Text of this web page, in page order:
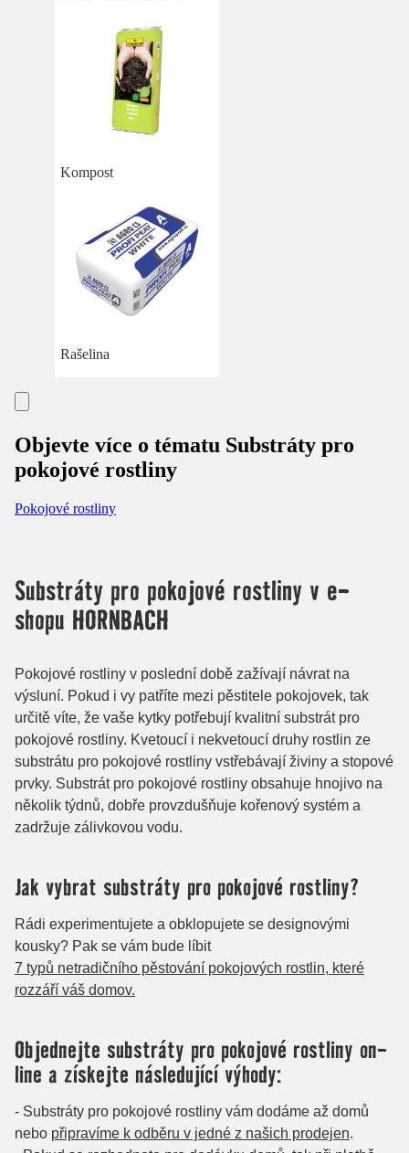
Kompost
Rašelina
Objevte více o tématu Substráty pro
pokojové rostliny
Pokojové rostliny